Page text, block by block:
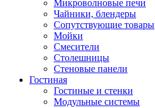
Микроволновые печи
Чайники, блендеры
Сопутствующие товары
Мойки
Смесители
Столешницы
Стеновые панели
Гостиная
Гостиные и стенки
Модульные системы